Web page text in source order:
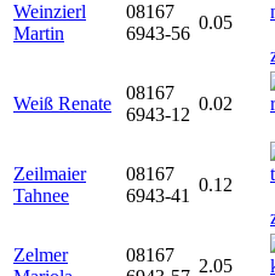
Weinzierl
Martin
08167
6943-56
0.05
Weiß Renate
08167
6943-12
0.02
Zeilmaier
Tahnee
08167
6943-41
0.12
Zelmer
08167
2.05